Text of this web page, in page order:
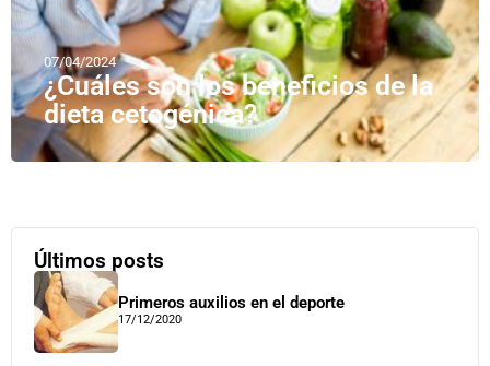
07/04/2024
¿Cuáles son los beneficios de la
dieta cetogénica?
Últimos posts
Primeros auxilios en el deporte
17/12/2020